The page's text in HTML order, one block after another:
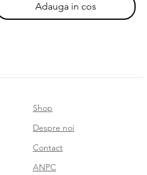
Adauga in cos
Shop
Despre noi
Contact
ANPC